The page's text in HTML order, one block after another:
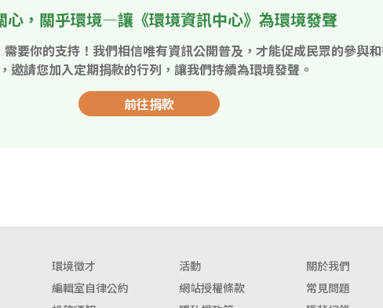
心，關乎環境—讓《環境資訊中心》為環境發聲
需要你的支持！我們相信唯有資訊公開普及，才能促成民眾的參與
邀請您加入定期捐款的行列，讓我們持續為環境發聲。
前往捐款
環境徵才 活動 關於我們
編輯室自律公約
網站授權條款 常見問題